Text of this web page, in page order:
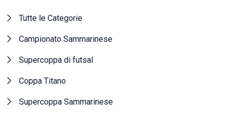
Tutte le Categorie
Campionato Sammarinese
Supercoppa di futsal
Coppa Titano
Supercoppa Sammarinese